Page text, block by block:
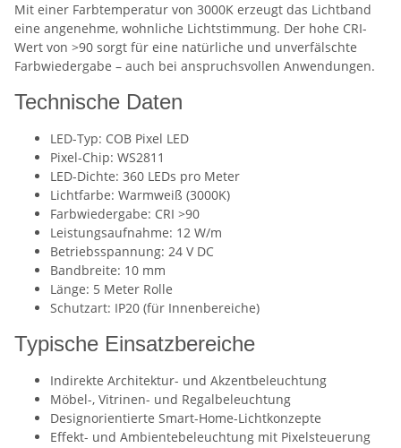
Mit einer Farbtemperatur von 3000K erzeugt das Lichtband
eine angenehme, wohnliche Lichtstimmung. Der hohe CRI-
Wert von >90 sorgt für eine natürliche und unverfälschte
Farbwiedergabe – auch bei anspruchsvollen Anwendungen.
Technische Daten
LED-Typ: COB Pixel LED
Pixel-Chip: WS2811
LED-Dichte: 360 LEDs pro Meter
Lichtfarbe: Warmweiß (3000K)
Farbwiedergabe: CRI >90
Leistungsaufnahme: 12 W/m
Betriebsspannung: 24 V DC
Bandbreite: 10 mm
Länge: 5 Meter Rolle
Schutzart: IP20 (für Innenbereiche)
Typische Einsatzbereiche
Indirekte Architektur- und Akzentbeleuchtung
Möbel-, Vitrinen- und Regalbeleuchtung
Designorientierte Smart-Home-Lichtkonzepte
Effekt- und Ambientebeleuchtung mit Pixelsteuerung